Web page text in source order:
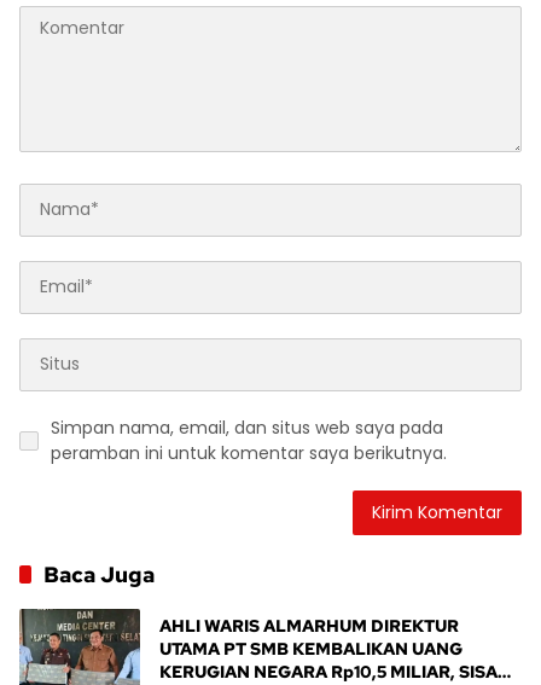
Simpan nama, email, dan situs web saya pada
peramban ini untuk komentar saya berikutnya.
Baca Juga
AHLI WARIS ALMARHUM DIREKTUR
UTAMA PT SMB KEMBALIKAN UANG
KERUGIAN NEGARA Rp10,5 MILIAR, SISA